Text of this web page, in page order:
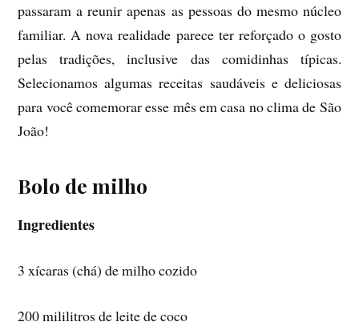
passaram a reunir apenas as pessoas do mesmo núcleo
familiar. A nova realidade parece ter reforçado o gosto
pelas tradições, inclusive das comidinhas típicas.
Selecionamos algumas receitas saudáveis e deliciosas
para você comemorar esse mês em casa no clima de São
João!
Bolo de milho
Ingredientes
3 xícaras (chá) de milho cozido
200 mililitros de leite de coco